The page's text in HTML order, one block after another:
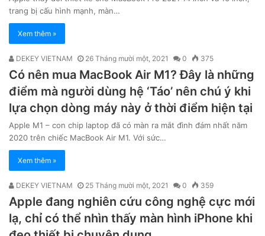
trang bị cấu hình mạnh, màn…
Xem thêm »
DEKEY VIETNAM 26 Tháng mười một, 2021 0 375
Có nên mua MacBook Air M1? Đây là những
điểm mà người dùng hệ ‘Táo’ nên chú ý khi
lựa chọn dòng máy này ở thời điểm hiện tại
Apple M1 – con chip laptop đã có màn ra mắt đình đám nhất năm
2020 trên chiếc MacBook Air M1. Với sức…
Xem thêm »
DEKEY VIETNAM 25 Tháng mười một, 2021 0 359
Apple đang nghiên cứu công nghệ cực mới
lạ, chỉ có thể nhìn thấy màn hình iPhone khi